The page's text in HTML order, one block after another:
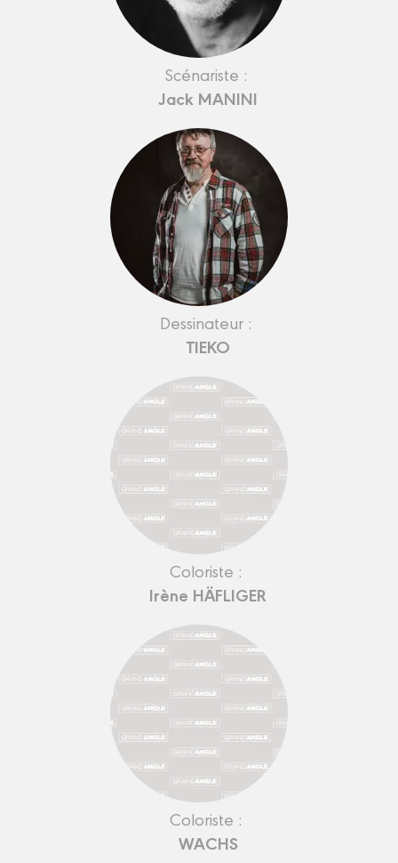
Scénariste :
Jack MANINI
Dessinateur :
TIEKO
Coloriste :
Irène HÄFLIGER
Coloriste :
WACHS